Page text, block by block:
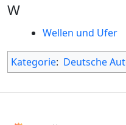
W
Wellen und Ufer
Kategorie: Deutsche